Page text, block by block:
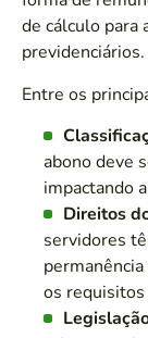
de cálculo para
previdenciários.
Entre os
abono deve
impactando
Direitos
servidores
os requisitos